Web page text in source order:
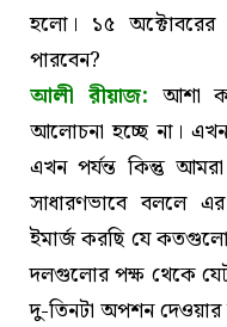
হলো। ১৫ অক্টোবরের
পারবেন?
আলী রীয়াজ: আশা
আলোচনা হচ্ছে না। এখন
এখন পর্যন্ত কিন্তু
সাধারণভাবে বললে
ইমার্জ করছি যে
দলগুলোর পক্ষ থেকে
দু-তিনটা অপশন দেওয়ার